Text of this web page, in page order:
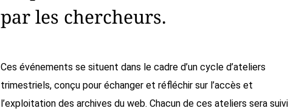
par les chercheurs.
Ces événements se situent dans le cadre d’un cycle d’ateliers
trimestriels, conçu pour échanger et réfléchir sur l’accès et
l’exploitation des archives du web. Chacun de ces ateliers sera suivi